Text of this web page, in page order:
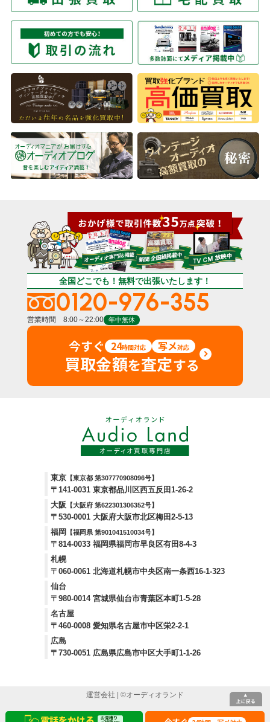
お見積り
全国どこでも！無料で出張いたします！
0120-976-355
営業時間 8:00～22:00 年中無休
今すぐ 24時間対応 写メ対応
買取金額を査定する
東京 【東京都 第307770908096号】
〒141-0031 東京都品川区西五反田1-26-2
大阪
【大阪府 第622301306352号】
〒530-0001 大阪府大阪市北区梅田2-5-13
福岡
【福岡県 第901041510034号】
〒814-0033 福岡県福岡市早良区有田8-4-3
札幌
〒060-0061 北海道札幌市中央区南一条西16-1-323
仙台
〒980-0014 宮城県仙台市青葉区本町1-5-28
名古屋
〒460-0008 愛知県名古屋市中区栄2-2-1
広島
〒730-0051 広島県広島市中区大手町1-1-26
運営会社 | ©オーディオランド